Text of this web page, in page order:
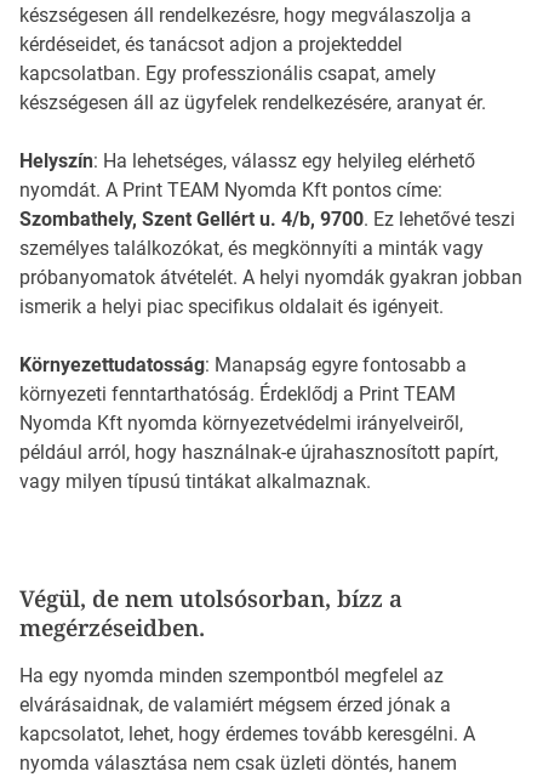
készségesen áll rendelkezésre, hogy megválaszolja a
kérdéseidet, és tanácsot adjon a projekteddel
kapcsolatban. Egy professzionális csapat, amely
készségesen áll az ügyfelek rendelkezésére, aranyat ér.
Helyszín: Ha lehetséges, válassz egy helyileg elérhető
nyomdát. A Print TEAM Nyomda Kft pontos címe:
Szombathely, Szent Gellért u. 4/b, 9700. Ez lehetővé teszi
személyes találkozókat, és megkönnyíti a minták vagy
próbanyomatok átvételét. A helyi nyomdák gyakran jobban
ismerik a helyi piac specifikus oldalait és igényeit.
Környezettudatosság: Manapság egyre fontosabb a
környezeti fenntarthatóság. Érdeklődj a Print TEAM
Nyomda Kft nyomda környezetvédelmi irányelveiről,
például arról, hogy használnak-e újrahasznosított papírt,
vagy milyen típusú tintákat alkalmaznak.
Végül, de nem utolsósorban, bízz a
megérzéseidben.
Ha egy nyomda minden szempontból megfelel az
elvárásaidnak, de valamiért mégsem érzed jónak a
kapcsolatot, lehet, hogy érdemes tovább keresgélni. A
nyomda választása nem csak üzleti döntés, hanem